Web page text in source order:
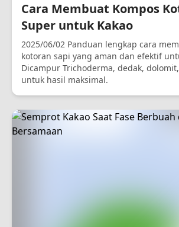
Cara Membuat Kompos
Super untuk Kakao
2025/06/02 Panduan lengkap cara
kotoran sapi yang aman dan efektif
Dicampur Trichoderma, dedak,
untuk hasil maksimal.